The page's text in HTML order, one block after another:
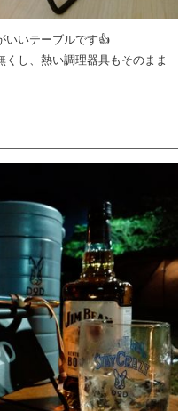
いいテーブルです👍
し、熱い調理器具もそのまま